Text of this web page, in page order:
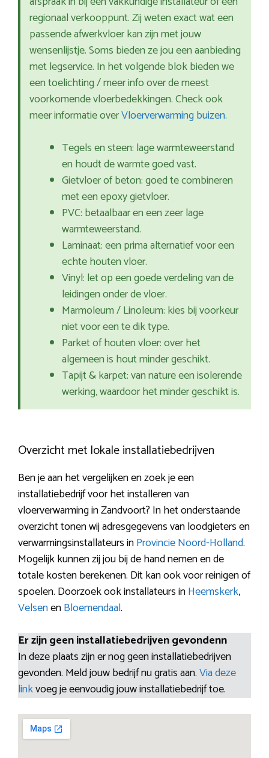
regionaal verkooppunt. Zij weten exact wat een
passende afwerkvloer kan zijn met jouw
wensenlijstje. Soms bieden ze jou een aanbieding
met legservice. In het volgende blok bieden we
een toelichting / meer info over de meest
voorkomende vloerbedekkingen. Check ook
meer informatie overVloerverwarming buizen.
Tegels en steen: lage warmteweerstand
en houdt de warmte goed vast.
Gietvloer of beton: goed te combineren
met een epoxy gietvloer.
PVC: betaalbaar en een zeer lage
warmteweerstand.
Laminaat: een prima alternatief voor een
echte houten vloer.
Vinyl: let op een goede verdeling van de
leidingen onder de vloer.
Marmoleum / Linoleum: kies bij voorkeur
niet voor een te dik type.
Parket of houten vloer: over het
algemeen is hout minder geschikt.
Tapijt & karpet: van nature een isolerende
werking, waardoor het minder geschikt is.
Overzicht met lokale installatiebedrijven
Ben je aan het vergelijken en zoek je een
installatiebedrijf voor het installeren van
vloerverwarming in Zandvoort? In het onderstaande
overzicht tonen wij adresgegevens van loodgieters en
verwarmingsinstallateurs inProvincie Noord-Holland.
Mogelijk kunnen zij jou bij de hand nemen en de
totale kosten berekenen. Dit kan ook voor reinigen of
spoelen. Doorzoek ook installateurs inHeemskerk,
VelsenenBloemendaal.
Er zijn geen installatiebedrijven gevondenn
In deze plaats zijn er nog geen installatiebedrijven
gevonden. Meld jouw bedrijf nu gratis aan.Via deze
linkvoeg je eenvoudig jouw installatiebedrijf toe.